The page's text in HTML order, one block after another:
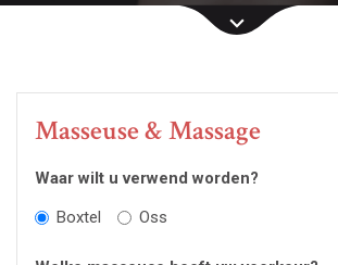
Masseuse & Massage
Waar wilt u verwend worden?
Boxtel
Oss